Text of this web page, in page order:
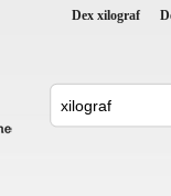
Dex xilograf